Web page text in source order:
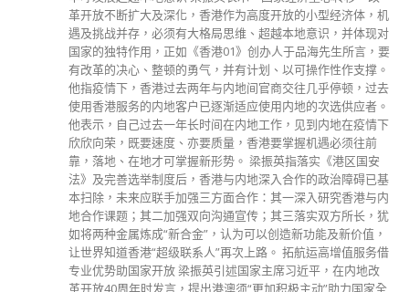
现在是阻止第五波疫情爆发的关键期，又指Omicron传播力强
大，较Delta以及所有已知品种多数倍；而疫苗能大减受感染
者病情，及大幅降低深切治疗需求和死亡率，惟本港整体接种
率仍然落后于不少发达地区，长者的接种率更非常低。 紧急
呼吁所有香港市⺠ 包括长者及免疫⼒较弱⼈⼠接种疫苗 声明
又指，Omicron死亡率表面看来较低，是因为不少患者已接种
疫苗，忧未有接种的人士，尤其长者的风险更高，紧急呼吁所
有市民，包括长者、长期病患者及其他免疫力较弱人士，尽快
接种新冠疫苗。声明又指，因应Omicron传播之快令医学追踪
难上加难，吁市民避免到人多聚集的大型活动。 医委会执照
医⽣协会、⻄医⼯会及医护诚信同⾏等组织参与联署 参与联
署包括执照医生协会会长张汉明、私人执业专科医生协会会长
郭宝贤、医学组织联会会长张文勇、中华医学会会长陈真光、
牙医学会会长王志伟、西医工会会长梁汉辉、女医生协会会长
余诗思、医护诚信同行副主席王予婷，及专业人士协会主席庞
朝辉。